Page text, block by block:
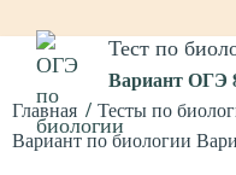
Тест по
Вариант ОГЭ
Главная
Тесты по
Вариант по биологии